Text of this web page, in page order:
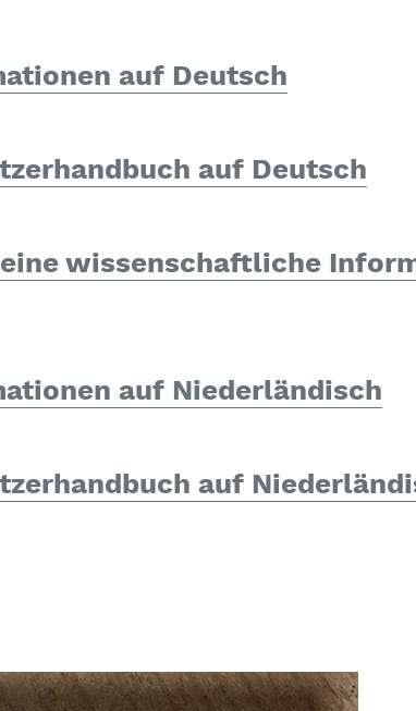
auf Deutsch
auf Deutsch
wissenschaftliche
auf Niederländisch
auf